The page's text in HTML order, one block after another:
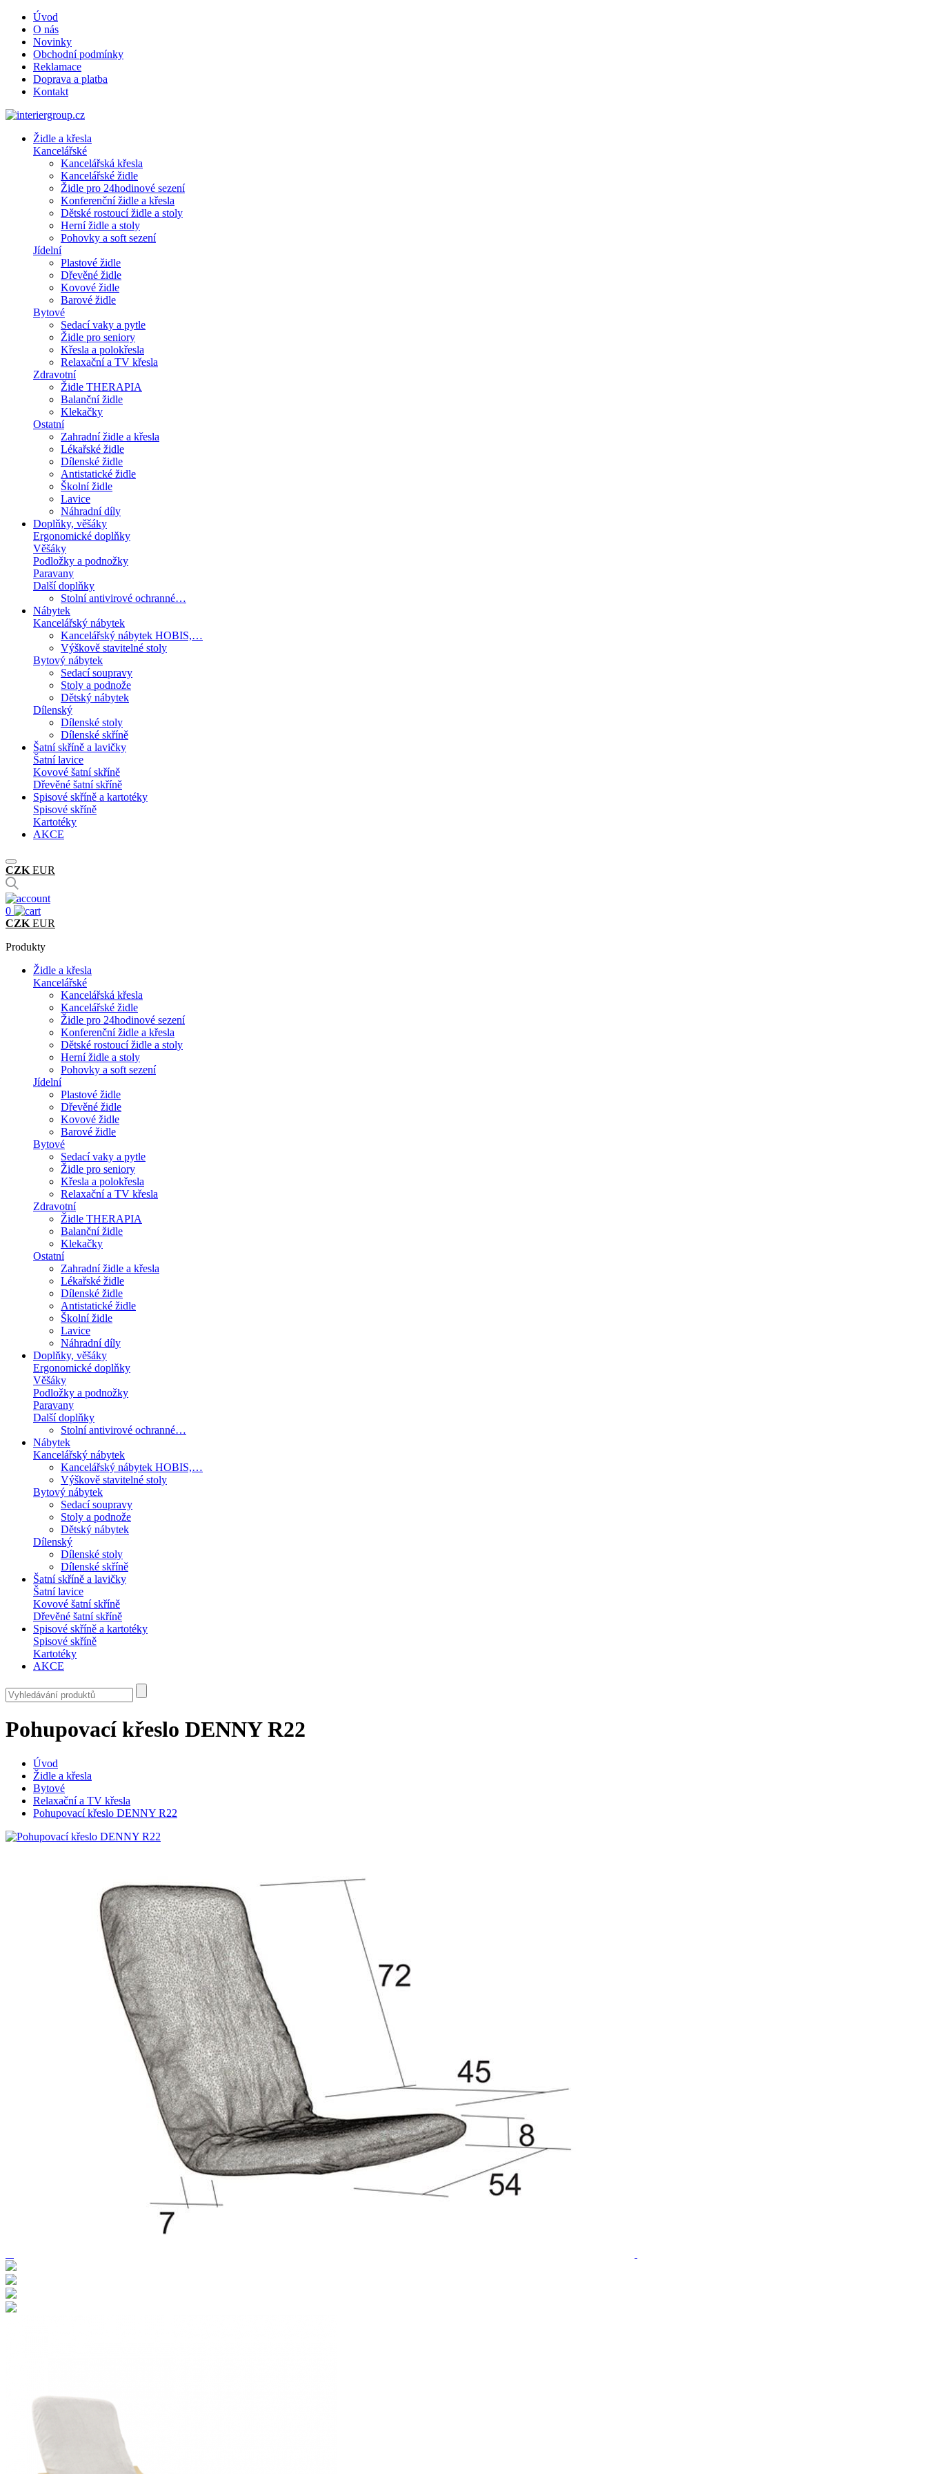
Úvod
O nás
Novinky
Obchodní podmínky
Reklamace
Doprava a platba
Kontakt
Židle a křesla
Kancelářské
Kancelářská křesla
Kancelářské židle
Židle pro 24hodinové sezení
Konferenční židle a křesla
Dětské rostoucí židle a stoly
Herní židle a stoly
Pohovky a soft sezení
Jídelní
Plastové židle
Dřevěné židle
Kovové židle
Barové židle
Bytové
Sedací vaky a pytle
Židle pro seniory
Křesla a polokřesla
Relaxační a TV křesla
Zdravotní
Židle THERAPIA
Balanční židle
Klekačky
Ostatní
Zahradní židle a křesla
Lékařské židle
Dílenské židle
Antistatické židle
Školní židle
Lavice
Náhradní díly
Doplňky, věšáky
Ergonomické doplňky
Věšáky
Podložky a podnožky
Paravany
Další doplňky
Stolní antivirové ochranné…
Nábytek
Kancelářský nábytek
Kancelářský nábytek HOBIS,…
Výškově stavitelné stoly
Bytový nábytek
Sedací soupravy
Stoly a podnože
Dětský nábytek
Dílenský
Dílenské stoly
Dílenské skříně
Šatní skříně a lavičky
Šatní lavice
Kovové šatní skříně
Dřevěné šatní skříně
Spisové skříně a kartotéky
Spisové skříně
Kartotéky
AKCE
CZK EUR
0
CZK EUR
Produkty
Židle a křesla
Kancelářské
Kancelářská křesla
Kancelářské židle
Židle pro 24hodinové sezení
Konferenční židle a křesla
Dětské rostoucí židle a stoly
Herní židle a stoly
Pohovky a soft sezení
Jídelní
Plastové židle
Dřevěné židle
Kovové židle
Barové židle
Bytové
Sedací vaky a pytle
Židle pro seniory
Křesla a polokřesla
Relaxační a TV křesla
Zdravotní
Židle THERAPIA
Balanční židle
Klekačky
Ostatní
Zahradní židle a křesla
Lékařské židle
Dílenské židle
Antistatické židle
Školní židle
Lavice
Náhradní díly
Doplňky, věšáky
Ergonomické doplňky
Věšáky
Podložky a podnožky
Paravany
Další doplňky
Stolní antivirové ochranné…
Nábytek
Kancelářský nábytek
Kancelářský nábytek HOBIS,…
Výškově stavitelné stoly
Bytový nábytek
Sedací soupravy
Stoly a podnože
Dětský nábytek
Dílenský
Dílenské stoly
Dílenské skříně
Šatní skříně a lavičky
Šatní lavice
Kovové šatní skříně
Dřevěné šatní skříně
Spisové skříně a kartotéky
Spisové skříně
Kartotéky
AKCE
Pohupovací křeslo DENNY R22
Úvod
Židle a křesla
Bytové
Relaxační a TV křesla
Pohupovací křeslo DENNY R22